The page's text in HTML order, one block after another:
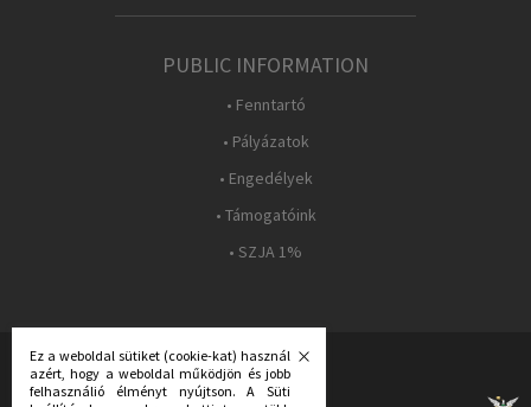
PUBLIC INFORMATION
• Fenntartó
• Pályázatok
• Engedélyek
• Támogatóink
• SZJA 1%
FOLLOW US:
Ez a weboldal sütiket (cookie-kat) használ
azért, hogy a weboldal működjön és jobb
felhasználió élményt nyújtson. A Süti